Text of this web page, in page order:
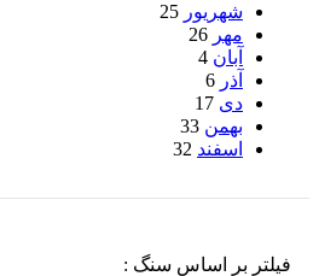
شهریور 25
مهر 26
آبان 4
آذر 6
دی 17
بهمن 33
اسفند 32
فیلتر بر اساس سنگ :